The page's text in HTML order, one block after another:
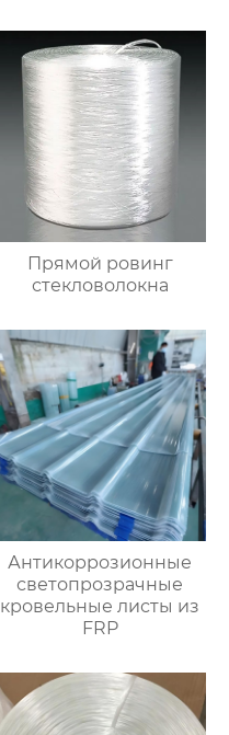
Прямой ровинг
стекловолокна
Антикоррозионные
светопрозрачные
кровельные листы из
FRP